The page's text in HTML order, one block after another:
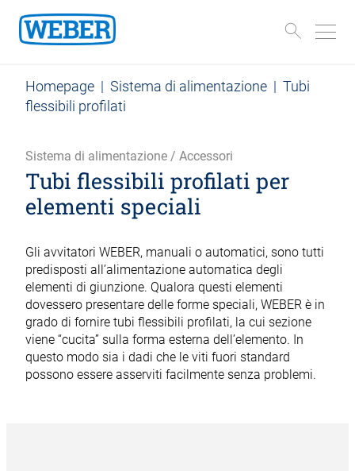
Homepage | Sistema di alimentazione | Tubi
flessibili profilati
Sistema di alimentazione / Accessori
Tubi flessibili profilati per
elementi speciali
Gli avvitatori WEBER, manuali o automatici, sono tutti
predisposti all’alimentazione automatica degli
elementi di giunzione. Qualora questi elementi
dovessero presentare delle forme speciali, WEBER è in
grado di fornire tubi flessibili profilati, la cui sezione
viene “cucita” sulla forma esterna dell’elemento. In
questo modo sia i dadi che le viti fuori standard
possono essere asserviti facilmente senza problemi.